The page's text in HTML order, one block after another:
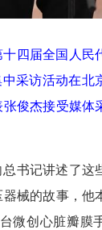
十四届全国人民
采访活动在北
俊杰接受媒体
书记讲述了这
械的故事，他
微创心脏瓣膜